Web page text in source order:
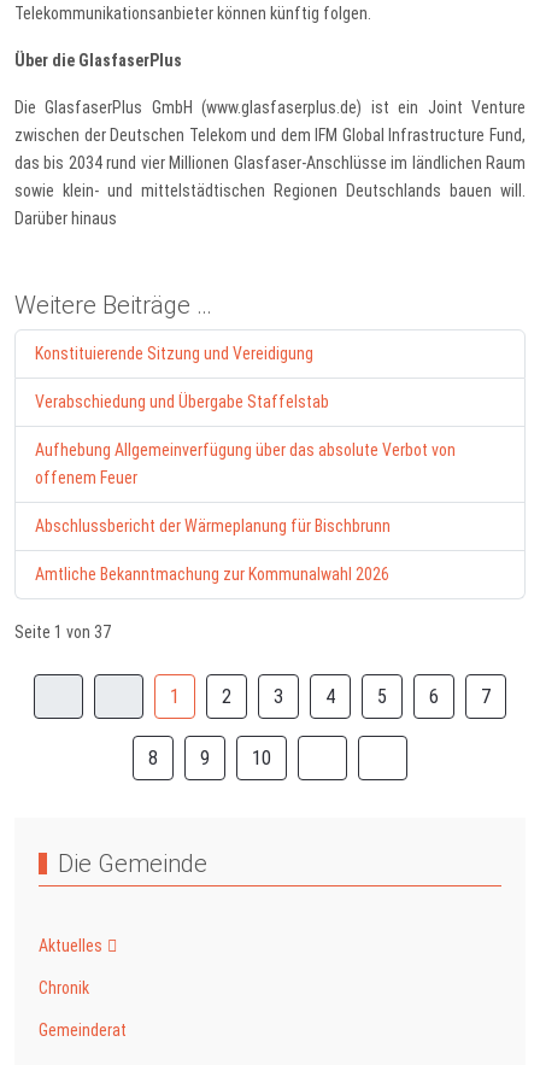
Telekommunikationsanbieter können künftig folgen.
Über die GlasfaserPlus
Die GlasfaserPlus GmbH (www.glasfaserplus.de) ist ein Joint Venture
zwischen der Deutschen Telekom und dem IFM Global Infrastructure Fund,
das bis 2034 rund vier Millionen Glasfaser-Anschlüsse im ländlichen Raum
sowie klein- und mittelstädtischen Regionen Deutschlands bauen will.
Darüber hinaus
Weitere Beiträge …
Konstituierende Sitzung und Vereidigung
Verabschiedung und Übergabe Staffelstab
Aufhebung Allgemeinverfügung über das absolute Verbot von
offenem Feuer
Abschlussbericht der Wärmeplanung für Bischbrunn
Amtliche Bekanntmachung zur Kommunalwahl 2026
Seite 1 von 37
1 2 3 4 5 6 7
8 9 10
Die Gemeinde
Aktuelles
Chronik
Gemeinderat